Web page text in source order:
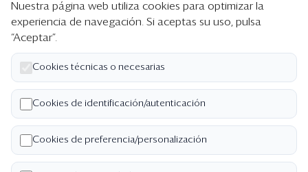
Suscripción individual
Paquetes corporativos
Edición Impresa
Nosotros
Quiénes somos
Código de ética
Términos y Condiciones
Nuestra página web utiliza cookies para optimizar la
experiencia de navegación. Si aceptas su uso, pulsa
“Aceptar”.
Cookies técnicas o necesarias
Cookies de identificación/autenticación
Cookies de preferencia/personalización